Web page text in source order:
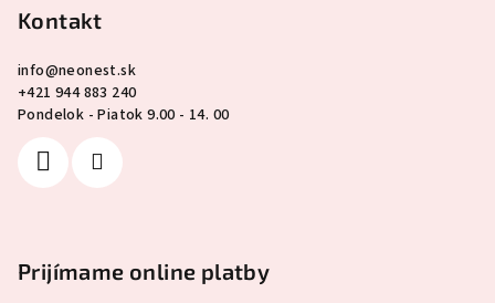
Kontakt
info@neonest.sk
+421 944 883 240
Pondelok - Piatok 9.00 - 14. 00
Prijímame online platby